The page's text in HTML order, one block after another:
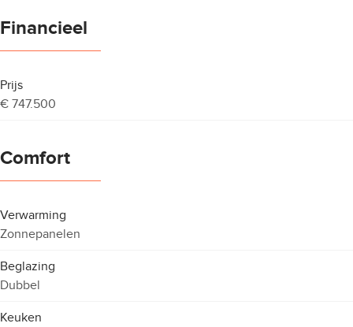
Financieel
Prijs
€ 747.500
Comfort
Verwarming
Zonnepanelen
Beglazing
Dubbel
Keuken